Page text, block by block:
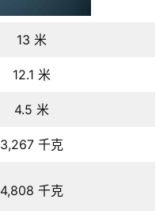
13 米
12.1 米
4.5 米
3,267 千克
4,808 千克